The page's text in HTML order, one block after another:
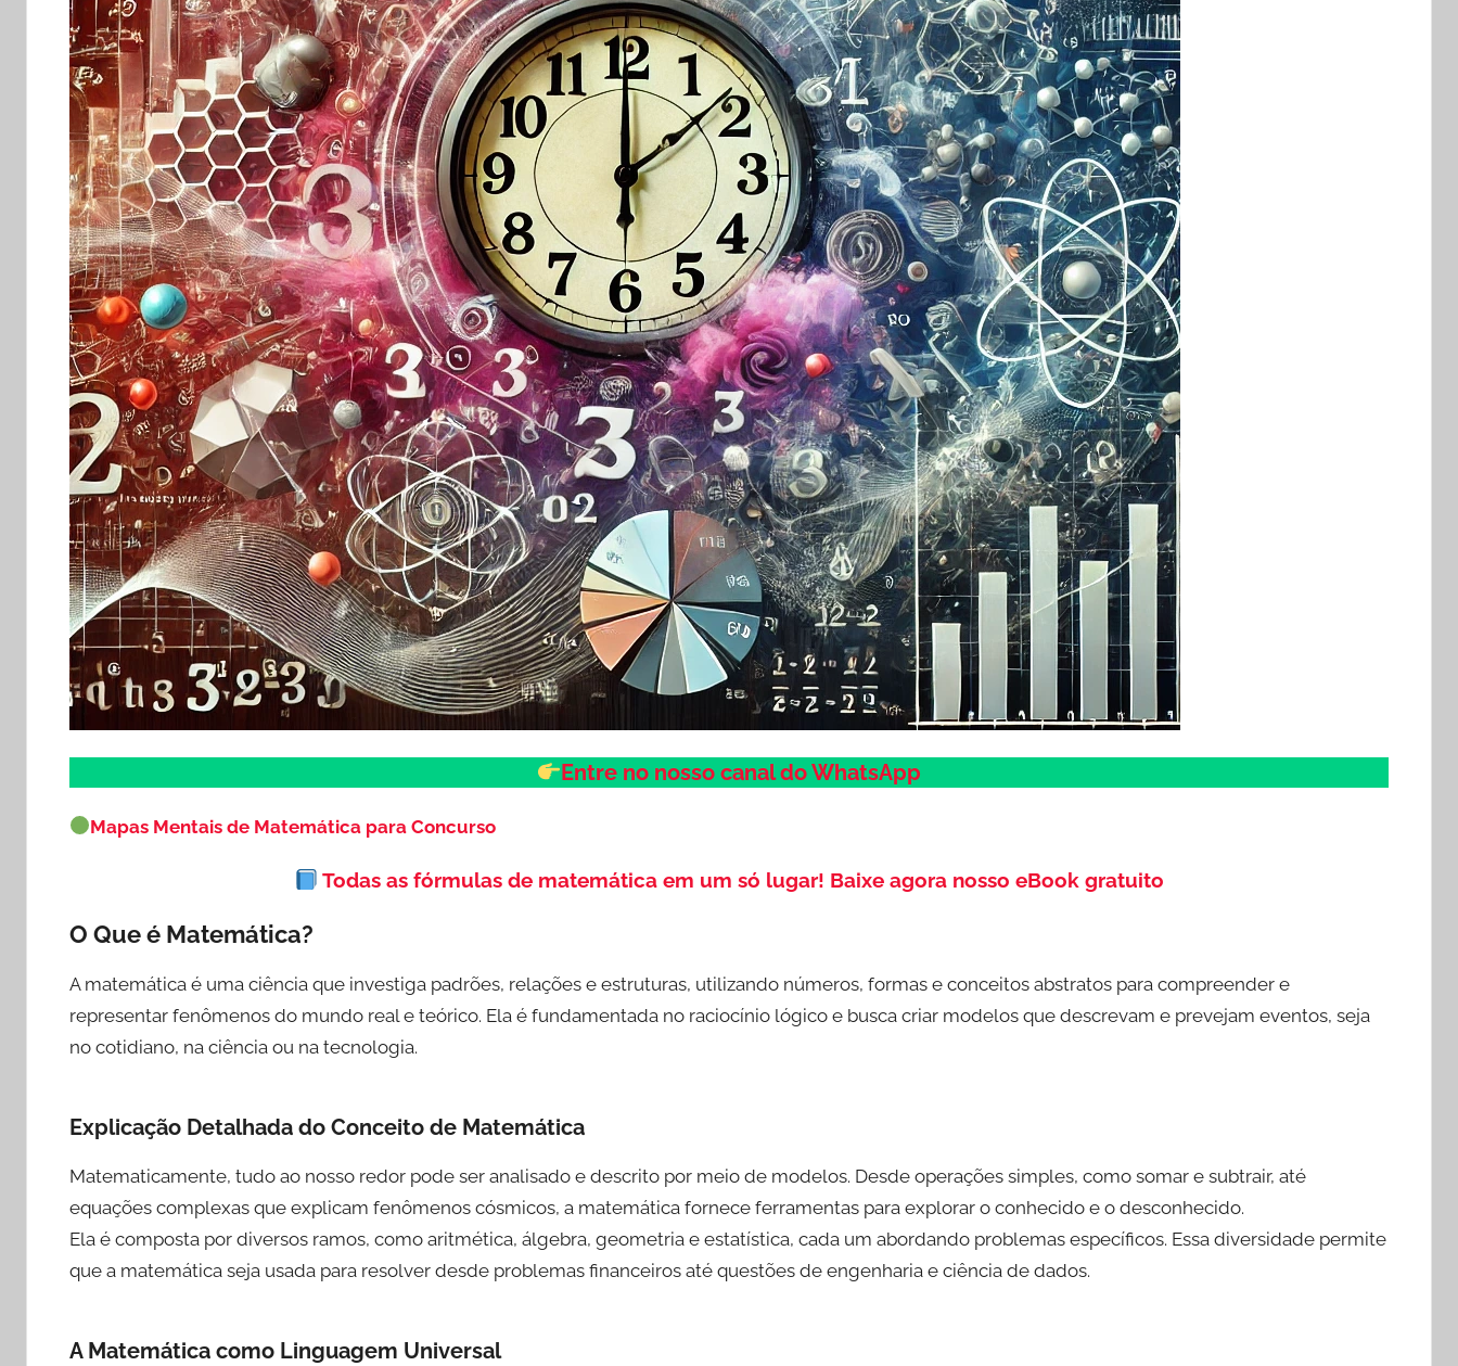
Entre no nosso canal do WhatsApp
Mapas Mentais de Matemática para Concurso
Todas as fórmulas de matemática em um só lugar! Baixe agora nosso eBook gratuito
O Que é Matemática?
A matemática é uma ciência que investiga padrões, relações e estruturas, utilizando números, formas e conceitos abstratos para compreender e
representar fenômenos do mundo real e teórico. Ela é fundamentada no raciocínio lógico e busca criar modelos que descrevam e prevejam eventos, seja
no cotidiano, na ciência ou na tecnologia.
Explicação Detalhada do Conceito de Matemática
Matematicamente, tudo ao nosso redor pode ser analisado e descrito por meio de modelos. Desde operações simples, como somar e subtrair, até
equações complexas que explicam fenômenos cósmicos, a matemática fornece ferramentas para explorar o conhecido e o desconhecido.
Ela é composta por diversos ramos, como aritmética, álgebra, geometria e estatística, cada um abordando problemas específicos. Essa diversidade permite
que a matemática seja usada para resolver desde problemas financeiros até questões de engenharia e ciência de dados.
A Matemática como Linguagem Universal